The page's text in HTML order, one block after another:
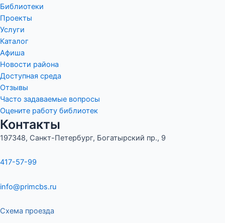
Библиотеки
Проекты
Услуги
Каталог
Афиша
Новости района
Доступная среда
Отзывы
Часто задаваемые вопросы
Оцените работу библиотек
Контакты
197348, Санкт-Петербург, Богатырский пр., 9
417-57-99
info@primcbs.ru
Схема проезда